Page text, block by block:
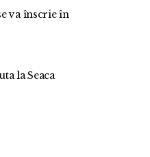
va înscrie în
la Seaca